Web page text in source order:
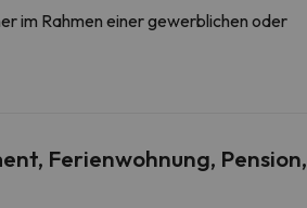
im Rahmen einer gewerblichen oder
Ferienwohnung, Pension,